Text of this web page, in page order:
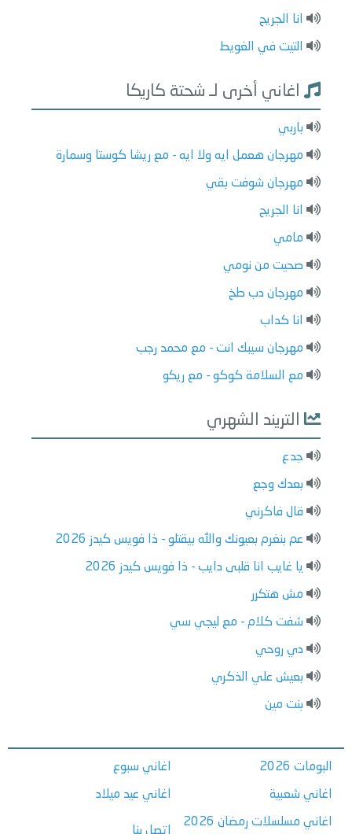
انا الجريح
التيت في الغويط
اغاني أخرى لـ شحتة كاريكا
باربي
مهرجان هعمل ايه ولا ايه - مع ريشا كوستا وسمارة
مهرجان شوفت بقي
انا الجريح
مامي
صحيت من نومي
مهرجان دب طخ
انا كداب
مهرجان سيبك انت - مع محمد رجب
مع السلامة كوكو - مع ريكو
التريند الشهري
جدع
بعدك وجع
قال فاكرني
عم بنغرم بعيونك والله بيقتلو - ذا فويس كيدز 2026
يا غايب انا قلبى دايب - ذا فويس كيدز 2026
مش هتكرر
شفت كلام - مع ليجي سي
دي روحي
بعيش علي الذكري
بنت مين
البومات 2026
اغاني شعبية
اغاني مسلسلات رمضان 2026
اغاني سبوع
اغاني عيد ميلاد
اتصل بنا